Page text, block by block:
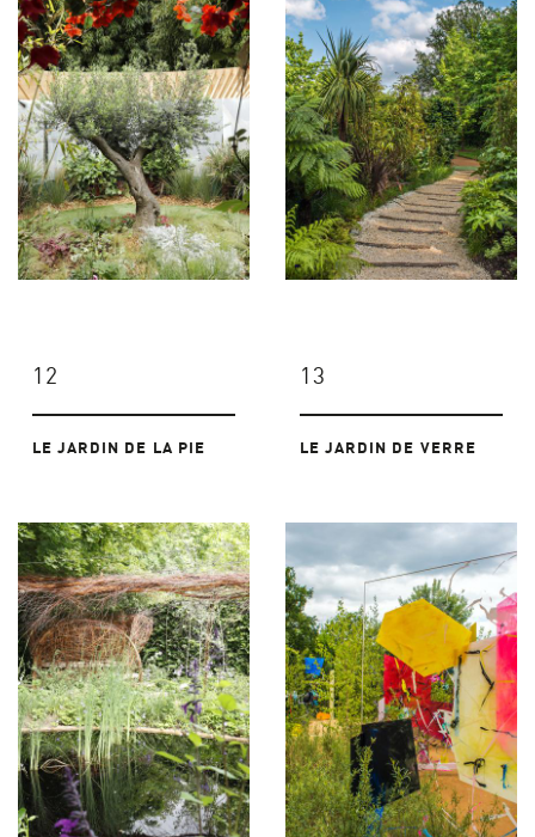
12
LE JARDIN DE LA PIE
13
LE JARDIN DE VERRE